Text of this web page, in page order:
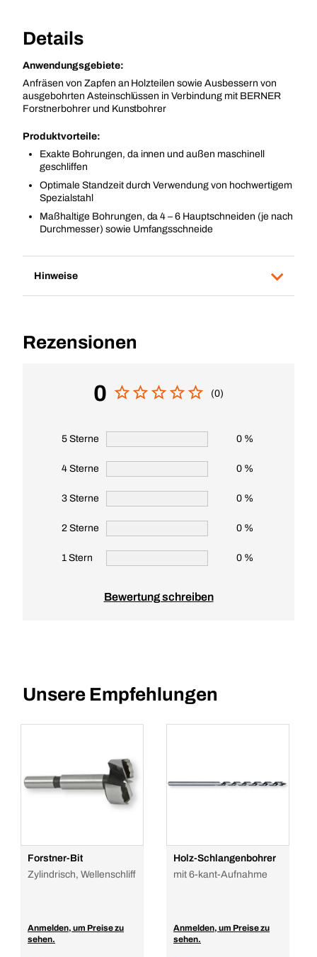
Details
Anwendungsgebiete:
Anfräsen von Zapfen an Holzteilen sowie Ausbessern von
ausgebohrten Asteinschlüssen in Verbindung mit BERNER
Forstnerbohrer und Kunstbohrer
Produktvorteile:
Exakte Bohrungen, da innen und außen maschinell
geschliffen
Optimale Standzeit durch Verwendung von hochwertigem
Spezialstahl
Maßhaltige Bohrungen, da 4 – 6 Hauptschneiden (je nach
Durchmesser) sowie Umfangsschneide
Hinweise
Rezensionen
0 (0)
5 Sterne 0 %
4 Sterne 0 %
3 Sterne 0 %
2 Sterne 0 %
1 Stern 0 %
Bewertung schreiben
Unsere Empfehlungen
Forstner-Bit
Zylindrisch, Wellenschliff
Anmelden, um Preise zu
sehen.
Holz-Schlangenbohrer
mit 6-kant-Aufnahme
Anmelden, um Preise zu
sehen.